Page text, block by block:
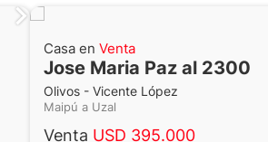
Casa en Venta
Jose Maria Paz al 2300
Olivos - Vicente López
Maipú a Uzal
Venta USD 395.000